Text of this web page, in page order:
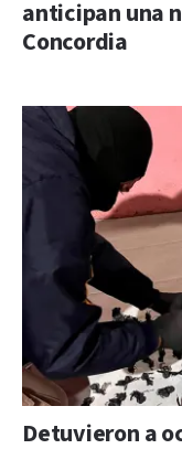
anticipan una
Concordia
Detuvieron a